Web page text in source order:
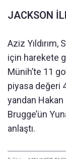
JACKSON
Aziz
için harekete
Münih’te 11
piyasa değeri
yandan Hakan
Brugge’ün
anlaştı.